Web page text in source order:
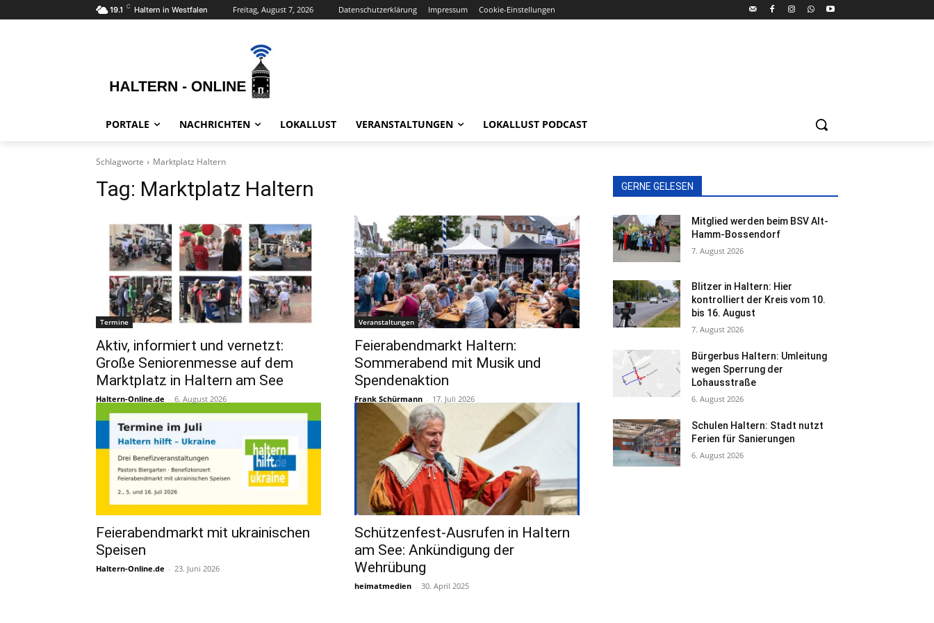
19.1 C Haltern in Westfalen Freitag, August 7, 2026 Datenschutzerklärung Impressum Cookie-Einstellungen
PORTALE NACHRICHTEN LOKALLUST VERANSTALTUNGEN LOKALLUST PODCAST
Schlagworte Marktplatz Haltern
Tag: Marktplatz Haltern
Termine
Aktiv, informiert und vernetzt:
Große Seniorenmesse auf dem
Marktplatz in Haltern am See
Haltern-Online.de - 6. August 2026
Veranstaltungen
Feierabendmarkt Haltern:
Sommerabend mit Musik und
Spendenaktion
Frank Schürmann - 17. Juli 2026
Feierabendmarkt mit ukrainischen
Speisen
Haltern-Online.de - 23. Juni 2026
Schützenfest-Ausrufen in Haltern
am See: Ankündigung der
Wehrübung
heimatmedien - 30. April 2025
GERNE GELESEN
Mitglied werden beim BSV Alt-
Hamm-Bossendorf
7. August 2026
Blitzer in Haltern: Hier
kontrolliert der Kreis vom 10.
bis 16. August
7. August 2026
Bürgerbus Haltern: Umleitung
wegen Sperrung der
Lohausstraße
6. August 2026
Schulen Haltern: Stadt nutzt
Ferien für Sanierungen
6. August 2026